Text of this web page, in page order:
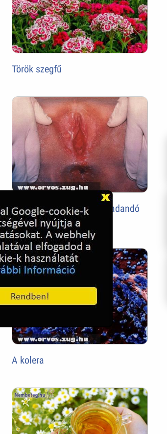
Török szegfű
Nemiszervi herpesz - maradandó
vírus!
A kolera